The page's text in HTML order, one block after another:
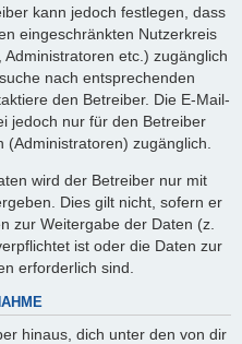
kann jedoch festlegen, dass
eingeschränkten Nutzerkreis
etc.) zugänglich
nach entsprechenden
den Betreiber. Die E-Mail-
jedoch nur für den Betreiber
zugänglich.
wird der Betreiber nur mit
Dies gilt nicht, sofern er
zur Weitergabe der Daten (z.
ist oder die Daten zur
erforderlich sind.
hinaus, dich unter den von dir